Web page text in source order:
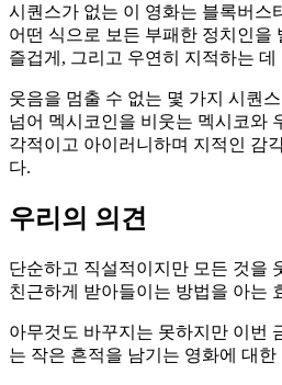
시퀀스가 없는 이 영화는 블록버스
어떤 식으로 보든 부패한 정치인을
즐겁게, 그리고 우연히 지적하는 데
웃음을 멈출 수 없는 몇 가지 시퀀
넘어 멕시코인을 비웃는 멕시코와
각적이고 아이러니하며 지적인 감
다.
우리의 의견
단순하고 직설적이지만 모든 것을
친근하게 받아들이는 방법을 아는
아무것도 바꾸지는 못하지만 이번
는 작은 흔적을 남기는 영화에 대한